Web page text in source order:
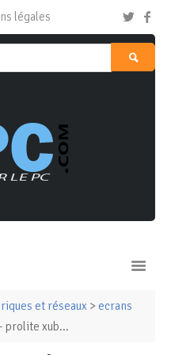
légales
Tabletteset réseaux > ecrans
prolite xub...